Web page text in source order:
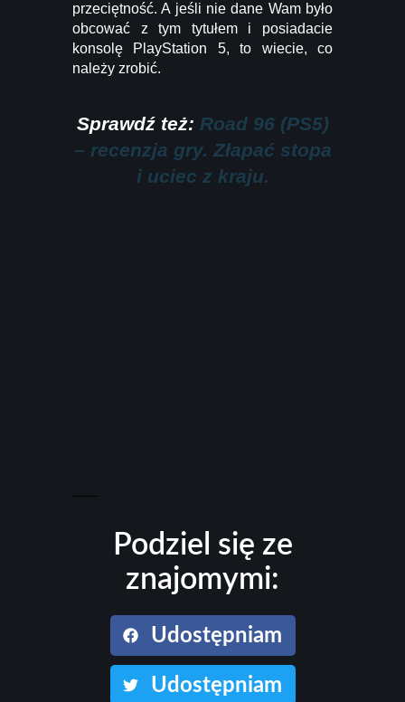
przeciętność. A jeśli nie dane Wam było
obcować z tym tytułem i posiadacie
konsolę PlayStation 5, to wiecie, co
należy zrobić.
Sprawdź też: Road 96 (PS5)
– recenzja gry. Złapać stopa
i uciec z kraju.
Podziel się ze
znajomymi:
Udostępniam
Udostępniam